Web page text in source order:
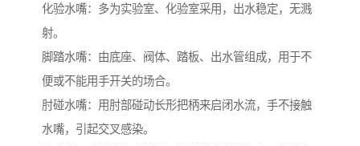
化验水嘴：多为实验室、化验室采用，出水稳定，无溅
射。
脚踏水嘴：由底座、阀体、踏板、出水管组成，用于不
便或不能用手开关的场合。
肘碰水嘴：用肘部碰动长形把柄来启闭水流，手不接触
水嘴，引起交叉感染。